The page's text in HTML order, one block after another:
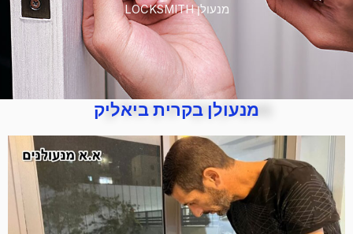
מנעולן LOCKSMITH
מנעולן בקרית ביאליק